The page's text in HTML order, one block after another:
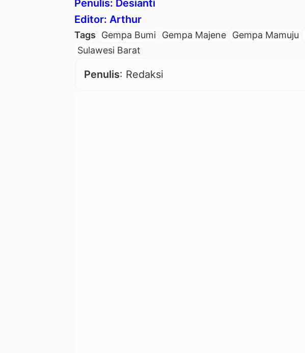
Penulis: Desianti
Editor: Arthur
Tags Gempa Bumi Gempa Majene Gempa Mamuju
Sulawesi Barat
Penulis: Redaksi